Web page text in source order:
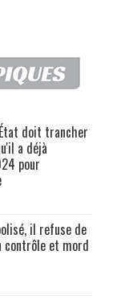
doit trancher
a déjà
pour
il refuse de
contrôle et mord